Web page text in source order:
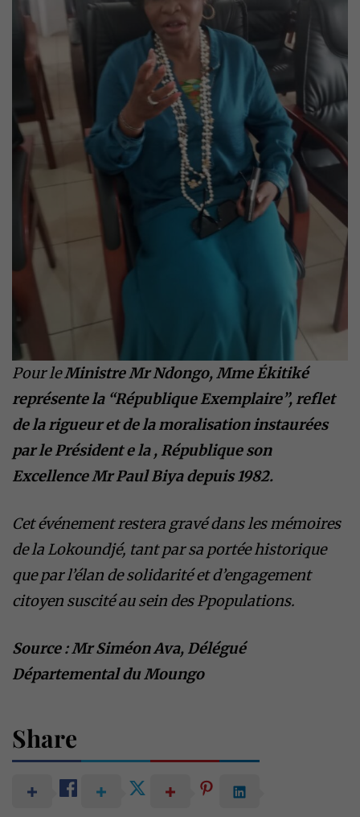
Pour leMinistre Mr Ndongo, Mme Ékitiké
représente la “République Exemplaire”, reflet
de la rigueur et de la moralisation instaurées
par le Président e la , République son
Excellence Mr Paul Biya depuis 1982.
Cet événement restera gravé dans les mémoires
de la Lokoundjé, tant par sa portée historique
que par l’élan de solidarité et d’engagement
citoyen suscité au sein des Ppopulations.
Source : Mr Siméon Ava, Délégué
Départemental du Moungo
Share